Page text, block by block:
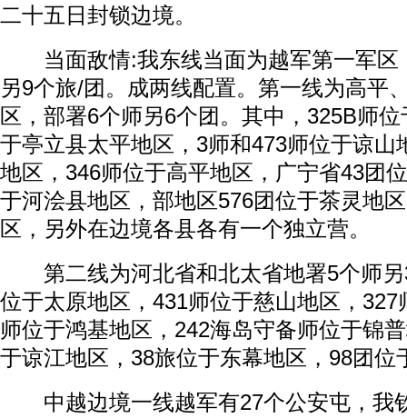
二十五日封锁边境。
当面敌情:我东线当面为越军第一军区
另9个旅/团。成两线配置。第一线为高平
区，部署6个师另6个团。其中，325B师
于亭立县太平地区，3师和473师位于谅山
地区，346师位于高平地区，广宁省43团
于河浍县地区，部地区576团位于茶灵地
区，另外在边境各县各有一个独立营。
第二线为河北省和北太省地署5个师另
位于太原地区，431师位于慈山地区，
师位于鸿基地区，242海岛守备师位于锦
于谅江地区，38旅位于东幕地区，98团位
中越边境一线越军有27个公安屯，我